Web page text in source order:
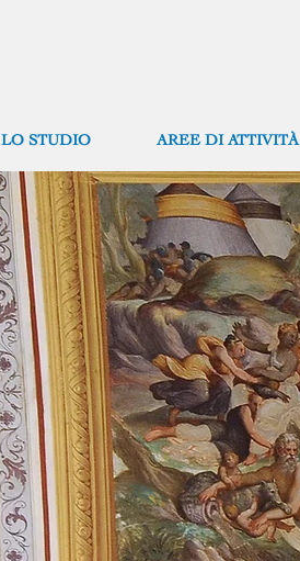
LO STUDIO AREE DI ATTIVITÀ